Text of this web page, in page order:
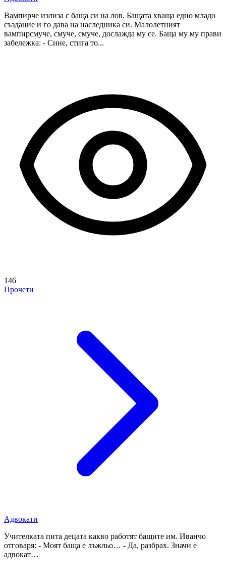
Вампирче излиза с баща си на лов. Бащата хваща едно младо
създание и го дава на наследника си. Малолетният
вампирсмуче, смуче, смуче, дослажда му се. Баща му му прави
забележка: - Сине, стига то...
146
Прочети
Адвокати
Учителката пита децата какво работят бащите им. Иванчо
отговаря: - Моят баща е лъжльо… - Да, разбрах. Значи е
адвокат…